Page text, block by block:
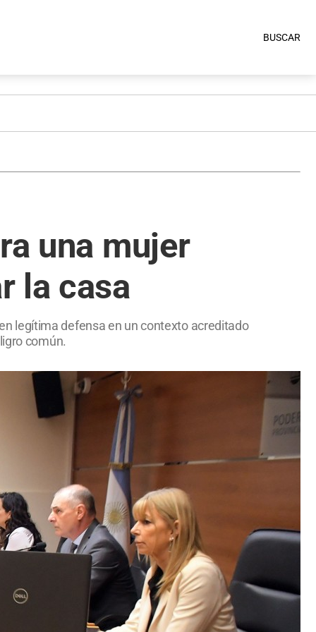
BUSCAR
una mujer
la casa
legítima defensa en un contexto acreditado
común.